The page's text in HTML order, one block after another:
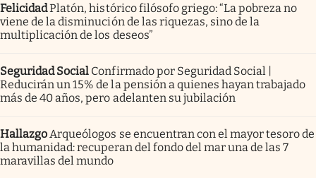
FelicidadPlatón, histórico filósofo griego: “La pobreza no
viene de la disminución de las riquezas, sino de la
multiplicación de los deseos”
Seguridad Social Confirmado por Seguridad Social |
Reducirán un 15% de la pensión a quienes hayan trabajado
más de 40 años, pero adelanten su jubilación
Hallazgo Arqueólogos se encuentran con el mayor tesoro de
la humanidad: recuperan del fondo del mar una de las 7
maravillas del mundo